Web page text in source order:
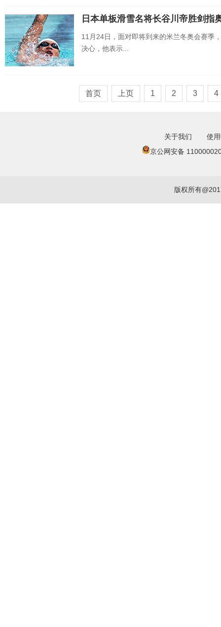
日本单板滑雪名将长谷川帝胜剑指
11月24日，面对即将到来的米兰冬奥会赛季
决心，他表示...
首页 上页 1 2 3 4
关于我们
使
京公网安备
版权所有